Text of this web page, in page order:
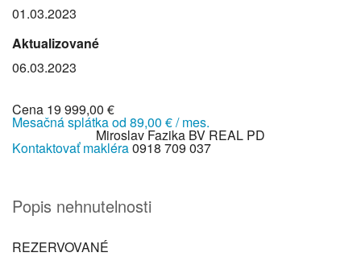
01.03.2023
Aktualizované
06.03.2023
Cena 19 999,00 €
Mesačná splátka od 89,00 € / mes.
Miroslav Fazika BV REAL PD
Kontaktovať makléra0918 709 037
Popis nehnutelnosti
REZERVOVANÉ